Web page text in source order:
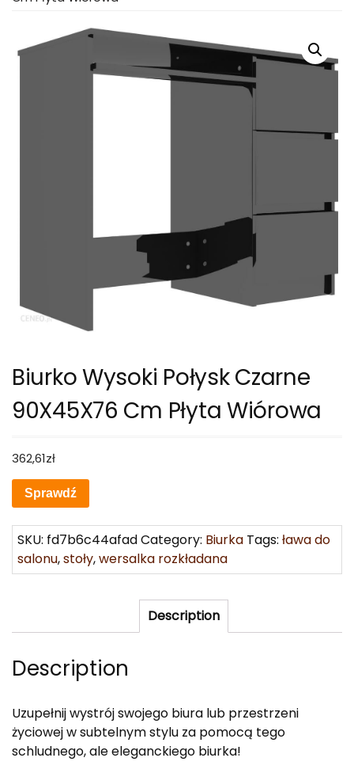
Biurko Wysoki Połysk Czarne
90X45X76 Cm Płyta Wiórowa
362,61zł
Sprawdź
SKU: fd7b6c44afadCategory: Biurka Tags: ława do
salonu,stoły,wersalka rozkładana
Description
Description
Uzupełnij wystrój swojego biura lub przestrzeni
życiowej w subtelnym stylu za pomocą tego
schludnego, ale eleganckiego biurka!